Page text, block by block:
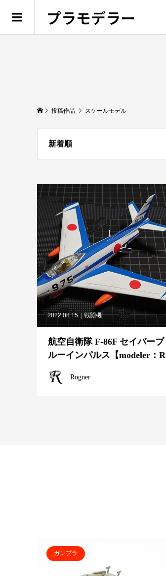
プラモデラー
投稿作品 スケールモデル
新着順
2022.08.15 戦闘機
航空自衛隊 F-86F セイバーブ
ルーインパルス【modeler：R
ogner】
Rogner
ガンプラ